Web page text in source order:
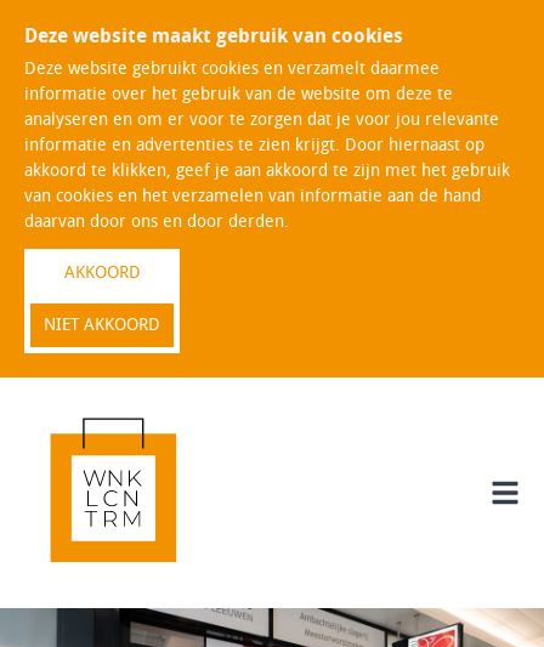
Deze website maakt gebruik van cookies
Deze website gebruikt cookies en verzamelt daarmee
informatie over het gebruik van de website om deze te
analyseren en om er voor te zorgen dat je voor jou relevante
informatie en advertenties te zien krijgt. Door hiernaast op
akkoord te klikken, geef je aan akkoord te zijn met het gebruik
van cookies en het verzamelen van informatie aan de hand
daarvan door ons en door derden.
AKKOORD
NIET AKKOORD